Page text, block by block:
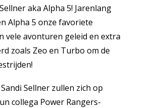
aka Alpha 5! Jarenlang
Alpha 5 onze favoriete
vele avonturen geleid en extra
zoals Zeo en Turbo om de
Sellner zullen zich op
collega Power Rangers-